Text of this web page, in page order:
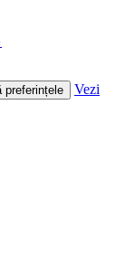
preferințele
Vezi